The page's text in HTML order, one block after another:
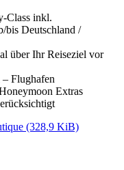
Class inkl.
bis Deutschland /
über Ihr Reiseziel vor
Flughafen
Extras
(328,9 KiB)